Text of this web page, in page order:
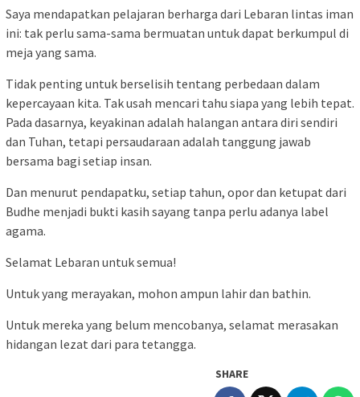
Saya mendapatkan pelajaran berharga dari Lebaran lintas iman
ini: tak perlu sama-sama bermuatan untuk dapat berkumpul di
meja yang sama.
Tidak penting untuk berselisih tentang perbedaan dalam
kepercayaan kita. Tak usah mencari tahu siapa yang lebih tepat.
Pada dasarnya, keyakinan adalah halangan antara diri sendiri
dan Tuhan, tetapi persaudaraan adalah tanggung jawab
bersama bagi setiap insan.
Dan menurut pendapatku, setiap tahun, opor dan ketupat dari
Budhe menjadi bukti kasih sayang tanpa perlu adanya label
agama.
Selamat Lebaran untuk semua!
Untuk yang merayakan, mohon ampun lahir dan bathin.
Untuk mereka yang belum mencobanya, selamat merasakan
hidangan lezat dari para tetangga.
SHARE